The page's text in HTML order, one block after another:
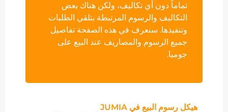
تماماً دون أي تكاليف، ولكن هناك بعض
التكاليف والرسوم المرتبطة بتلقي الطلبات
وتنفيذها. سنعرف في هذه الصفحة تفاصيل
جميع الرسوم والمصاريف عند البيع على
جوميا.
هيكل رسوم البيع في JUMIA